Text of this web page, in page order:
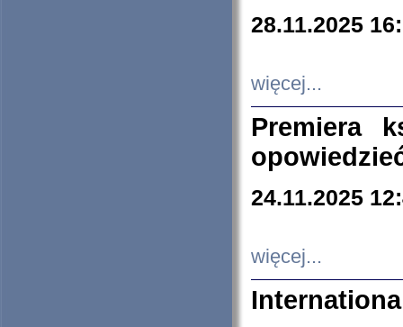
28.11.2025
więcej...
Premiera
24.11.2025
więcej...